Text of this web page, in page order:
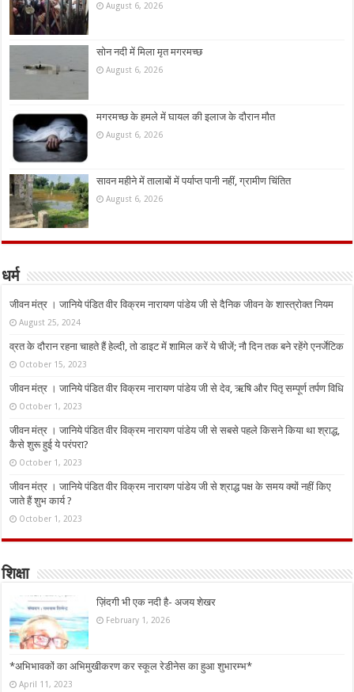
August 6, 2026
सोन नदी में मिला मृत मगरमच्छ
August 6, 2026
मगरमच्छ के हमले में घायल की इलाज के दौरान मौत
August 6, 2026
सावन महीने में तालाबों में पर्याप्त पानी नहीं, ग्रामीण चिंतित
August 6, 2026
धर्म
जीवन मंत्र । जानिये पंडित वीर विक्रम नारायण पांडेय जी से दैनिक जीवन के शास्त्रोक्त नियम
August 25, 2024
व्रत के दौरान रहना चाहते हैं हेल्दी, तो डाइट में शामिल करें ये चीजें; नौ दिन तक बने रहेंगे एनर्जेटिक
October 15, 2023
जीवन मंत्र । जानिये पंडित वीर विक्रम नारायण पांडेय जी से देव, ऋषि और पितृ सम्पूर्ण तर्पण विधि
October 1, 2023
जीवन मंत्र । जानिये पंडित वीर विक्रम नारायण पांडेय जी से सबसे पहले किसने किया था श्राद्ध,
कैसे शुरू हुई ये परंपरा?
October 1, 2023
जीवन मंत्र । जानिये पंडित वीर विक्रम नारायण पांडेय जी से श्राद्ध पक्ष के समय क्यों नहीं किए
जाते हैं शुभ कार्य ?
October 1, 2023
शिक्षा
ज़िंदगी भी एक नदी है- अजय शेखर
February 1, 2026
*अभिभावकों का अभिमुखीकरण कर स्कूल रेडीनेस का हुआ शुभारम्भ*
April 11, 2023